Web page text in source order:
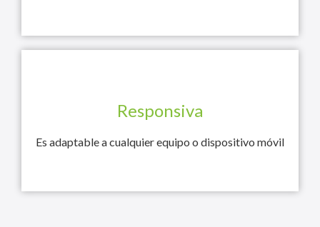
Responsiva
Es adaptable a cualquier equipo o dispositivo móvil